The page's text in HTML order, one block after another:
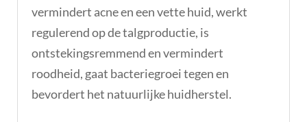
vermindert acne en een vette huid, werkt
regulerend op de talgproductie, is
ontstekingsremmend en vermindert
roodheid, gaat bacteriegroei tegen en
bevordert het natuurlijke huidherstel.